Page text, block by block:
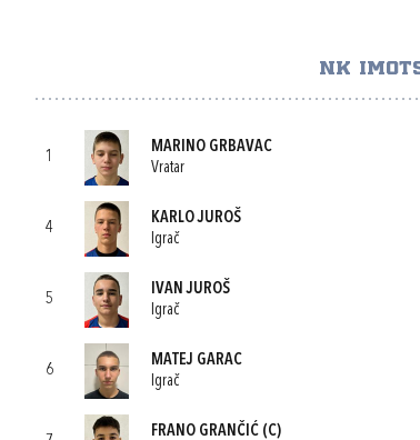
NK
1
MARINO GRBAVAC
Vratar
4
KARLO JUROŠ
Igrač
5
IVAN JUROŠ
Igrač
6
MATEJ GARAC
Igrač
FRANO GRANČIĆ (C)